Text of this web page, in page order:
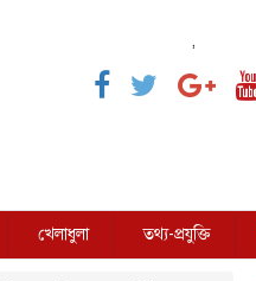
,
খেলাধুলা তথ্য-প্রযুক্তি